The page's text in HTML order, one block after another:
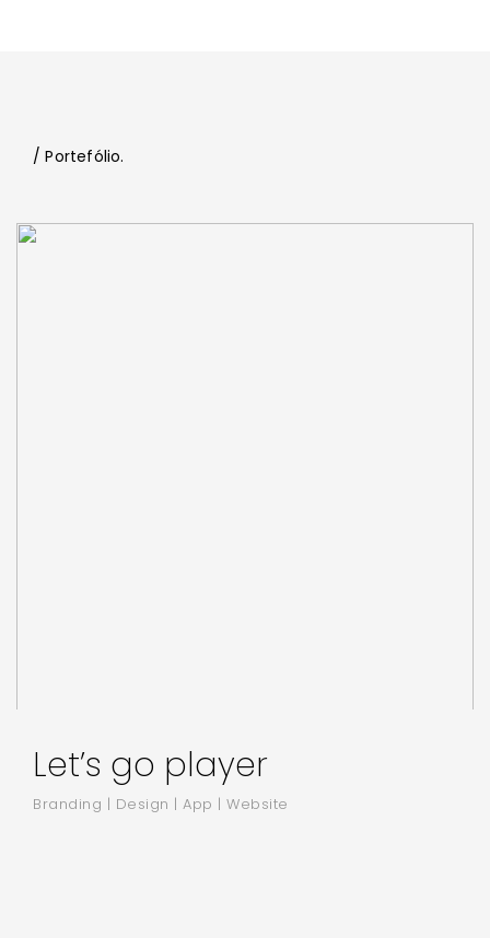
/ Portefólio.
Let’s go player
Branding | Design | App | Website